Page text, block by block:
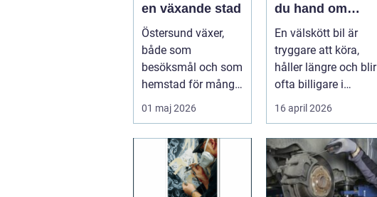
en växande stad
Östersund växer,
både som
besöksmål och som
hemstad för många
pendlare, studenter
och företagare. En...
01 maj 2026
du hand om
bilen på ett
En välskött bil är
tryggare att köra,
håller längre och blir
ofta billigare i
längden. För många
bil...
16 april 2026